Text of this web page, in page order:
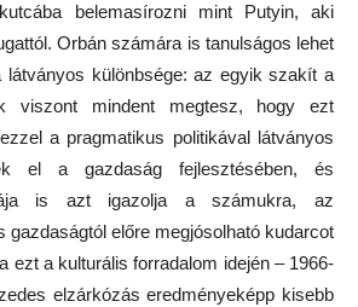
belemasírozni mint Putyin, aki
Orbán számára is tanulságos lehet
látványos különbsége: az egyik szakít a
viszont mindent megtesz, hogy ezt
a pragmatikus politikával látványos
el a gazdaság fejlesztésében, és
is azt igazolja a számukra, az
gazdaságtól előre megjósolható kudarcot
ezt a kulturális forradalom idején – 1966-
elzárkózás eredményeképp kisebb